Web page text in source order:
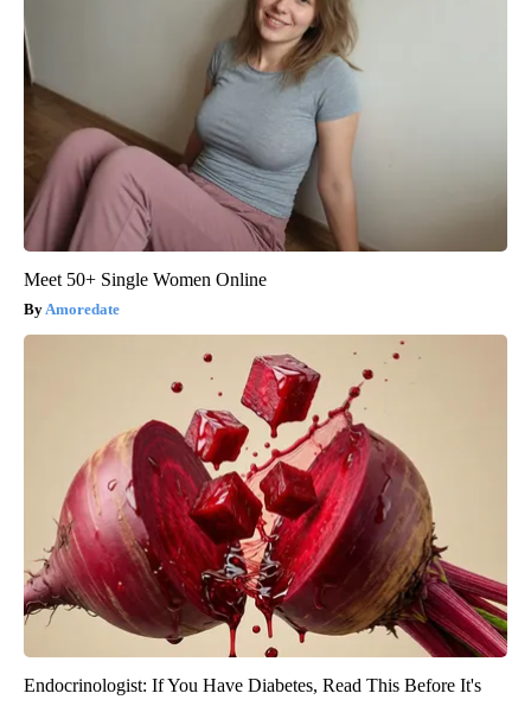
Meet 50+ Single Women Online
Amoredate
Endocrinologist: If You Have Diabetes, Read This Before It's